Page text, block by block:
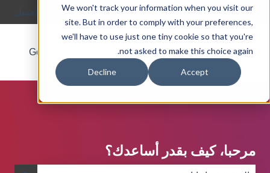
We won't track your information when you visit our
site. But in order to comply with your preferences,
we'll have to use just one tiny cookie so that you're
not asked to make this choice again.
Accept
Decline
العربية - مصرإظهار القائمة الفرعية للترجمات بوابة العميل
Blog
About
Go to Qawn.com
مرحبا، كيف بقدر أساعدك؟